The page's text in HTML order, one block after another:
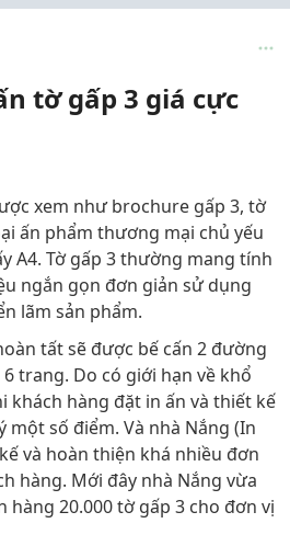
tờ gấp 3 giá cực
xem như brochure gấp 3, tờ
ấn phẩm thương mại chủ yếu
A4. Tờ gấp 3 thường mang tính
ngắn gọn đơn giản sử dụng
lãm sản phẩm.
tất sẽ được bế cấn 2 đường
trang. Do có giới hạn về khổ
khách hàng đặt in ấn và thiết kế
một số điểm. Và nhà Nắng (In
và hoàn thiện khá nhiều đơn
hàng. Mới đây nhà Nắng vừa
20.000 tờ gấp 3 cho đơn vị